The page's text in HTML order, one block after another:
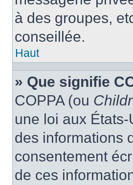
à des groupes,
conseillée.
Haut
» Que signifie
COPPA (ou
une loi aux
des informations
consentement
de ces